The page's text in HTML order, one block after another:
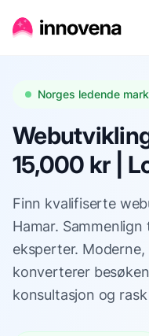
Norges ledende
15,000 kr |
Finn kvalifiserte
Hamar.
eksperter.
konverterer
konsultasjon og